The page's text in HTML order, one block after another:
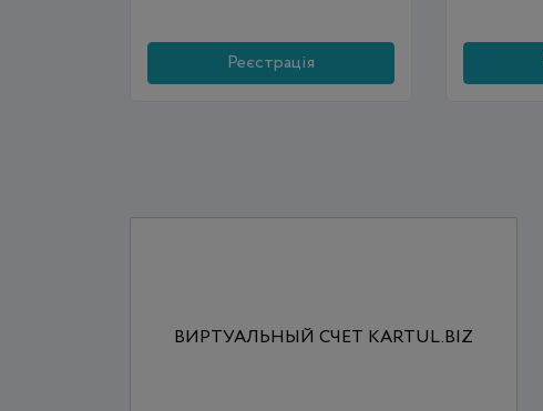
Реєстрація
ВИРТУАЛЬНЫЙ СЧЕТ KARTUL.BIZ